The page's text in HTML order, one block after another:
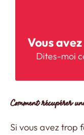
Vous
Dites-moi
Comment récupérer
Si vous avez trop